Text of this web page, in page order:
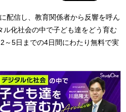
配信し、教育関係者から反響を呼ん
ル化社会の中で子ども達をどう育む
～5日までの4日間にわたり無料で実